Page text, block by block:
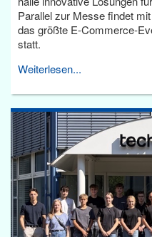
Parallel zur Messe findet
das größte E-Commerce-
statt.
Weiterlesen...